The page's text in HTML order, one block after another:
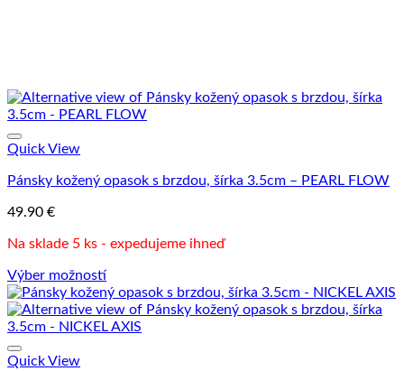
Quick View
Pánsky kožený opasok s brzdou, šírka 3.5cm – PEARL FLOW
49.90 €
Na sklade 5 ks - expedujeme ihneď
Výber možností
Tento
produkt
má
viacero
variantov.
Quick View